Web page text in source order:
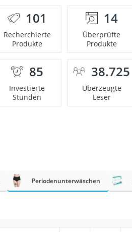
101
Recherchierte
Produkte
14
Überprüfte
Produkte
85
Investierte
Stunden
38.725
Überzeugte
Leser
Periodenunterwäschen